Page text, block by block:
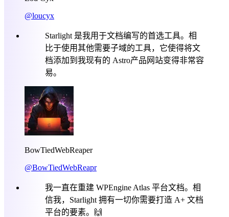
@loucyx
Starlight 是我用于文档编写的首选工具。相
比于使用其他需要子域的工具，它使得将文
档添加到我现有的 Astro产品网站变得非常容
易。
BowTiedWebReaper
@BowTiedWebReapr
我一直在重建 WPEngine Atlas 平台文档。相
信我，Starlight 拥有一切你需要打造 A+ 文档
平台的要素。🙌